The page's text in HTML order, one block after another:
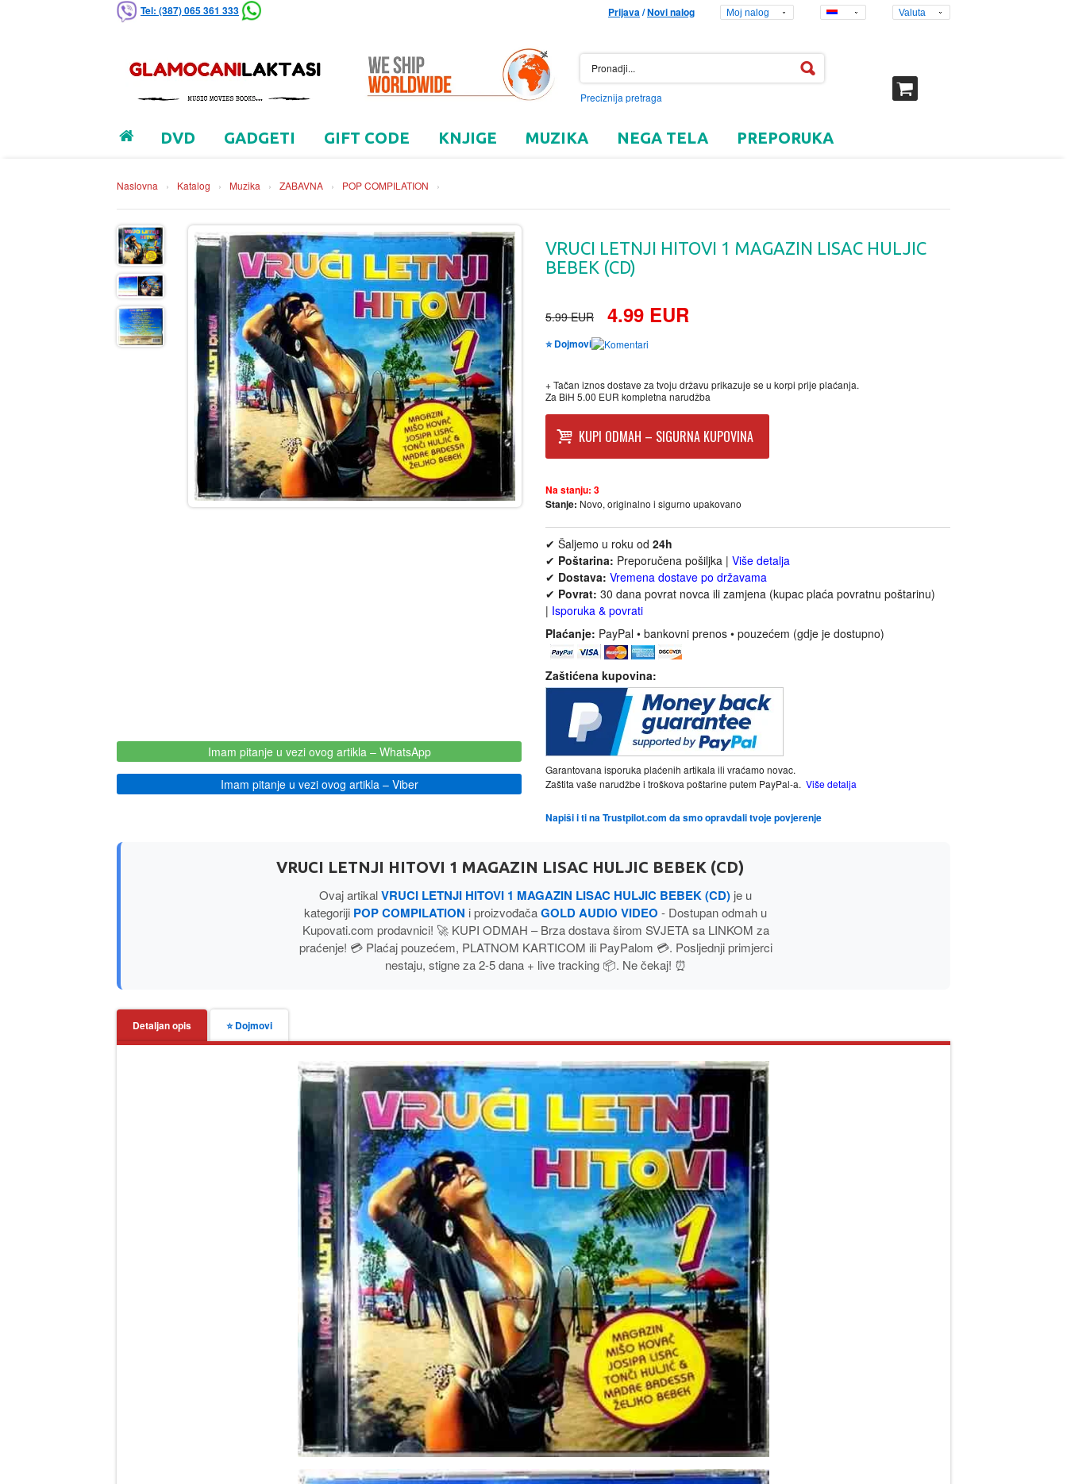
Tel: (387) 065 361 333 Prijava/Novi nalog Moj nalog Valuta
Preciznija pretraga
DVD GADGETI GIFT CODE KNJIGE MUZIKA NEGA TELA PREPORUKA
Naslovna › Katalog › Muzika › ZABAVNA › POP COMPILATION ›
Imam pitanje u vezi ovog artikla – WhatsApp
Imam pitanje u vezi ovog artikla – Viber
VRUCI LETNJI HITOVI 1 MAGAZIN LISAC HULJIC
BEBEK (CD)
5.99 EUR 4.99 EUR
⭐ Dojmovi
+ Tačan iznos dostave za tvoju državu prikazuje se u korpi prije plaćanja.
Za BiH 5.00 EUR kompletna narudžba
KUPI ODMAH – SIGURNA KUPOVINA
Na stanju: 3
Stanje: Novo, originalno i sigurno upakovano
✔ Šaljemo u roku od 24h
✔ Poštarina: Preporučena pošiljka | Više detalja
✔ Dostava: Vremena dostave po državama
✔ Povrat: 30 dana povrat novca ili zamjena (kupac plaća povratnu poštarinu)
| Isporuka & povrati
Plaćanje: PayPal • bankovni prenos • pouzećem (gdje je dostupno)
Zaštićena kupovina:
Garantovana isporuka plaćenih artikala ili vraćamo novac.
Zaštita vaše narudžbe i troškova poštarine putem PayPal-a. Više detalja
Napiši i ti na Trustpilot.com da smo opravdali tvoje povjerenje
VRUCI LETNJI HITOVI 1 MAGAZIN LISAC HULJIC BEBEK (CD)
Ovaj artikalVRUCI LETNJI HITOVI 1 MAGAZIN LISAC HULJIC BEBEK (CD) je u
kategoriji POP COMPILATION i proizvođačaGOLD AUDIO VIDEO - Dostupan odmah u
Kupovati.com prodavnici! 🚀 KUPI ODMAH – Brza dostava širom SVJETA sa LINKOM za
praćenje! 💳 Plaćaj pouzećem, PLATNOM KARTICOM ili PayPalom 💳. Posljednji primjerci
nestaju, stigne za 2-5 dana + live tracking 📦. Ne čekaj! ⏰
Detaljan opis ⭐ Dojmovi